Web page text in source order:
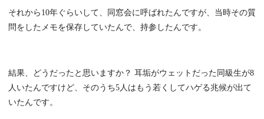
それから10年ぐらいして、同窓会に呼ばれたんですが、当時その質
問をしたメモを保存していたんで、持参したんです。
結果、どうだったと思いますか？ 耳垢がウェットだった同級生が8
人いたんですけど、そのうち5人はもう若くしてハゲる兆候が出て
いたんです。